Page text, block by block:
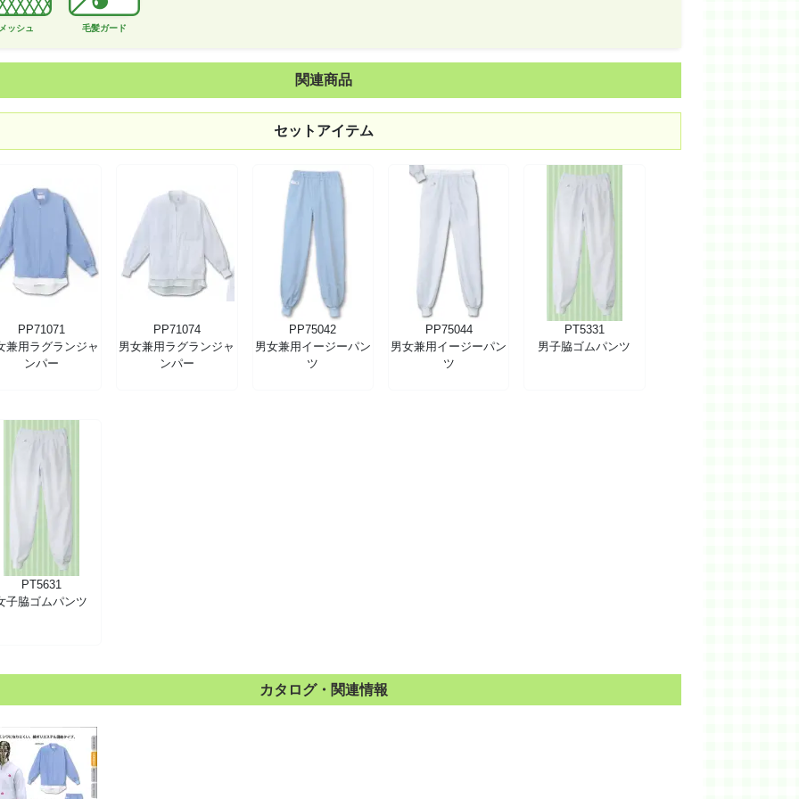
ッシュ 毛髪ガード
関連商品
セットアイテム
PP71071
兼用ラグランジャ
ンパー
PP71074
男女兼用ラグランジャ
ンパー
PP75042
男女兼用イージーパン
ツ
PP75044
男女兼用イージーパン
ツ
PT5331
男子脇ゴムパンツ
PT5631
子脇ゴムパンツ
カタログ・関連情報